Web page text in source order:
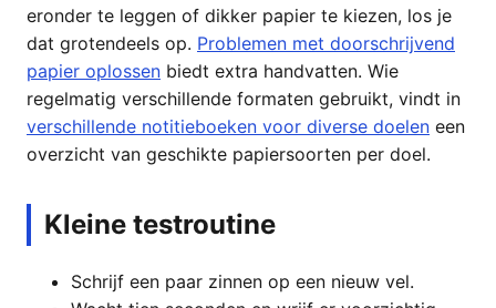
eronder te leggen of dikker papier te kiezen, los je
dat grotendeels op. Problemen met doorschrijvend
papier oplossen biedt extra handvatten. Wie
regelmatig verschillende formaten gebruikt, vindt in
verschillende notitieboeken voor diverse doelen een
overzicht van geschikte papiersoorten per doel.
Kleine testroutine
Schrijf een paar zinnen op een nieuw vel.